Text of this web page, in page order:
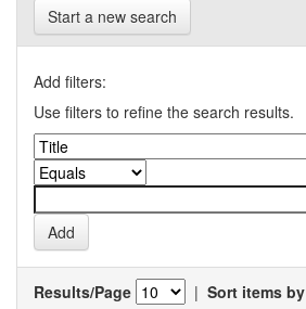
Start a new search
Add filters:
Use filters to refine the search results.
Results/Page | Sort items by